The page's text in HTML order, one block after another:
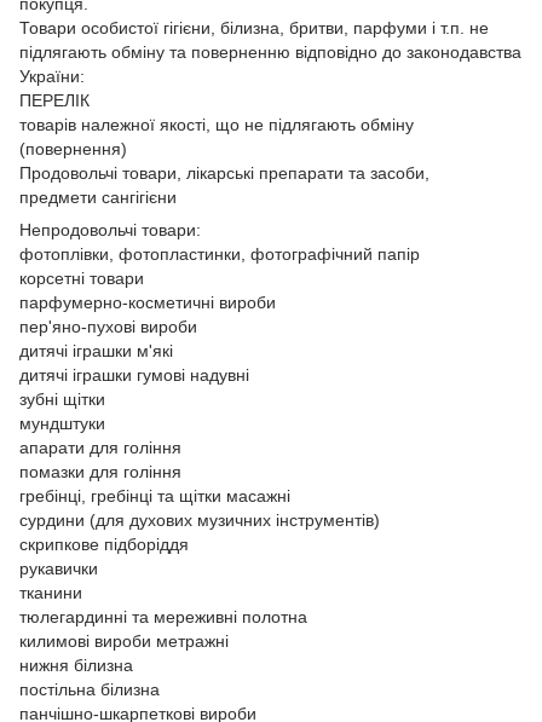
Товари особистої гігієни, білизна, бритви, парфуми і т.п. не
підлягають обміну та поверненню відповідно до законодавства
України:
ПЕРЕЛІК
товарів належної якості, що не підлягають обміну
(повернення)
Продовольчі товари, лікарські препарати та засоби,
предмети сангігієни
Непродовольчі товари:
фотоплівки, фотопластинки, фотографічний папір
корсетні товари
парфумерно-косметичні вироби
пер'яно-пухові вироби
дитячі іграшки м'які
дитячі іграшки гумові надувні
зубні щітки
мундштуки
апарати для гоління
помазки для гоління
гребінці, гребінці та щітки масажні
сурдини (для духових музичних інструментів)
скрипкове підборіддя
рукавички
тканини
тюлегардинні та мереживні полотна
килимові вироби метражні
нижня білизна
постільна білизна
панчішно-шкарпеткові вироби